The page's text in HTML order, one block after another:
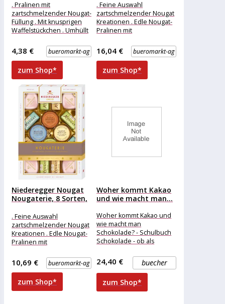
. Pralinen mit
zartschmelzender Nougat-
Füllung . Mit knusprigen
Waffelstückchen . Umhüllt
Vollmilchschokolade
Merkmale: Ausführung:
Riegel, Pralinen,
Geschenkverpackung
weitere
bueromarkt-ag
4,38 €
zum Shop*
. Feine Auswahl
zartschmelzender Nougat
Kreationen . Edle Nougat-
Pralinen mit
Verschenken und selber
naschen . Einzeln verpackt
bueromarkt-ag
16,04 €
zum Shop*
Niederegger Nougat
Nougaterie, 8 Sorten,
. Feine Auswahl
zartschmelzender Nougat
Kreationen . Edle Nougat-
Pralinen mit
Verschenken und selber
naschen . Einzeln verpackt
bueromarkt-ag
10,69 €
zum Shop*
Woher kommt Kakao
und wie macht man...
Woher kommt Kakao und
wie macht man
Schokolade? - Schulbuch
Schokolade - ob als
Pralinen oder buecher
24,40 €
zum Shop*